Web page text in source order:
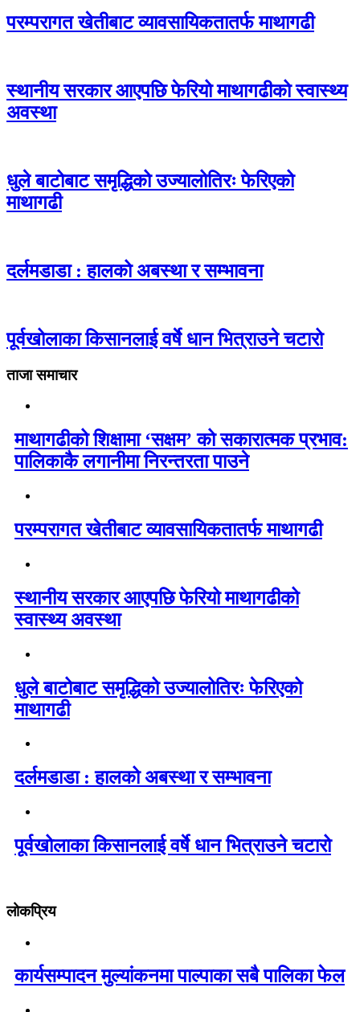
परम्परागत खेतीबाट व्यावसायिकतातर्फ माथागढी
स्थानीय सरकार आएपछि फेरियो माथागढीको स्वास्थ्य
अवस्था
धुले बाटोबाट समृद्धिको उज्यालोतिरः फेरिएको
माथागढी
दर्लमडाडा : हालको अबस्था र सम्भावना
पूर्वखोलाका किसानलाई वर्षे धान भित्राउने चटारो
ताजा समाचार
माथागढीको शिक्षामा ‘सक्षम’ को सकारात्मक प्रभाव:
पालिकाकै लगानीमा निरन्तरता पाउने
परम्परागत खेतीबाट व्यावसायिकतातर्फ माथागढी
स्थानीय सरकार आएपछि फेरियो माथागढीको
स्वास्थ्य अवस्था
धुले बाटोबाट समृद्धिको उज्यालोतिरः फेरिएको
माथागढी
दर्लमडाडा : हालको अबस्था र सम्भावना
पूर्वखोलाका किसानलाई वर्षे धान भित्राउने चटारो
लोकप्रिय
कार्यसम्पादन मुल्यांकनमा पाल्पाका सबै पालिका फेल